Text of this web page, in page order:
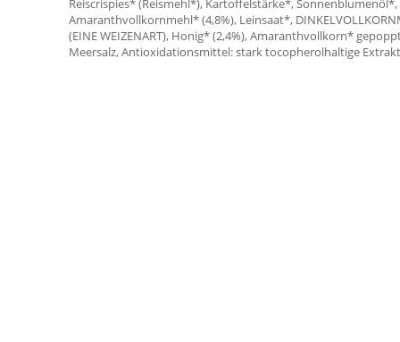
Reiscrispies* (Reismehl*), Kartoffelstärke*, Sonnenblumenöl*,
Amaranthvollkornmehl* (4,8%), Leinsaat*,
(EINE WEIZENART), Honig* (2,4%), Amaranthvollkorn*
Meersalz, Antioxidationsmittel: stark tocopherolhaltige